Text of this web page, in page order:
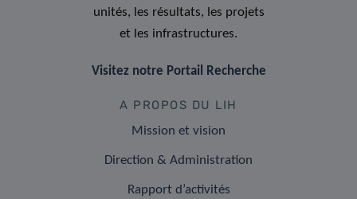
unités, les résultats, les projets
et les infrastructures.
Visitez notre Portail Recherche
A PROPOS DU LIH
Mission et vision
Direction & Administration
Rapport d’activités